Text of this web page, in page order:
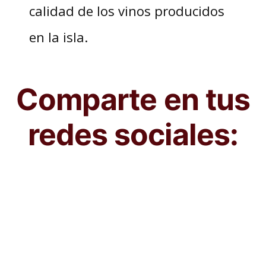
calidad de los vinos producidos
en la isla.
Comparte en tus
redes sociales: